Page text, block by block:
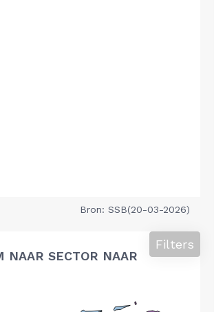
Bron: SSB(20-03-2026)
NAAR SECTOR NAAR
Filters